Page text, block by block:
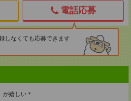
電話応募
しなくても応募できます
が嬉しい＊